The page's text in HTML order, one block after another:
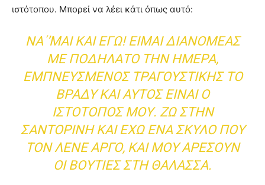
ιστότοπου. Μπορεί να λέει κάτι όπως αυτό:
ΝΑ΄’ΜΑΙ ΚΑΙ ΕΓΩ! ΕΊΜΑΙ ΔΙΑΝΟΜΈΑΣ
ΜΕ ΠΟΔΉΛΑΤΟ ΤΗΝ ΗΜΈΡΑ,
ΕΜΠΝΕΥΣΜΈΝΟΣ ΤΡΑΓΟΥΣΤΙΚΉΣ ΤΟ
ΒΡΆΔΥ ΚΑΙ ΑΥΤΌΣ ΕΊΝΑΙ Ο
ΙΣΤΌΤΟΠΟΣ ΜΟΥ. ΖΩ ΣΤΗΝ
ΣΑΝΤΟΡΊΝΗ ΚΑΙ ΈΧΩ ΈΝΑ ΣΚΎΛΟ ΠΟΥ
ΤΟΝ ΛΈΝΕ ΆΡΓΟ, ΚΑΙ ΜΟΥ ΑΡΈΣΟΥΝ
ΟΙ ΒΟΥΤΙΈΣ ΣΤΗ ΘΆΛΑΣΣΑ.